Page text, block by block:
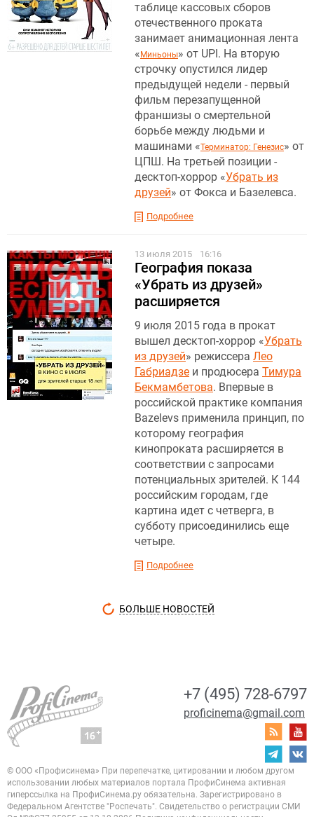
таблице кассовых сборов
отечественного проката
занимает анимационная лента
« Миньоны» от UPI. На вторую
строчку опустился лидер
предыдущей недели - первый
фильм перезапущенной
франшизы о смертельной
борьбе между людьми и
машинами «Терминатор: Генезис» от
ЦПШ. На третьей позиции -
десктоп-хоррор «Убрать из
друзей» от Фокса и Базелевса.
Подробнее
13 июля 2015 16:16
География показа
«Убрать из друзей»
расширяется
9 июля 2015 года в прокат
вышел десктоп-хоррор «Убрать
из друзей» режиссера Лео
Габриадзе и продюсера Тимура
Бекмамбетова. Впервые в
российской практике компания
Bazelevs применила принцип, по
которому география
кинопроката расширяется в
соответствии с запросами
потенциальных зрителей. К 144
российским городам, где
картина идет с четверга, в
субботу присоединились еще
четыре.
Подробнее
БОЛЬШЕ НОВОСТЕЙ
+7 (495) 728-6797
proficinema@gmail.com
© ООО «Профисинема» При перепечатке, цитировании и любом другом
использовании любых материалов портала ПрофиСинема активная
гиперссылка на ПрофиСинема.ру обязательна. Зарегистрировано в
Федеральном Агентстве "Роспечать". Свидетельство о регистрации СМИ